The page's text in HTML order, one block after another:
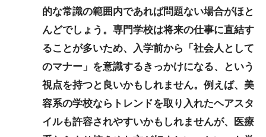
的な常識の範囲内であれば問題ない場合がほと
んどでしょう。専門学校は将来の仕事に直結す
ることが多いため、入学前から「社会人として
のマナー」を意識するきっかけになる、という
視点を持つと良いかもしれません。例えば、美
容系の学校ならトレンドを取り入れたヘアスタ
イルも許容されやすいかもしれませんが、医療